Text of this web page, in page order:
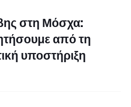
στη Μόσχα:
από τη
υποστήριξη